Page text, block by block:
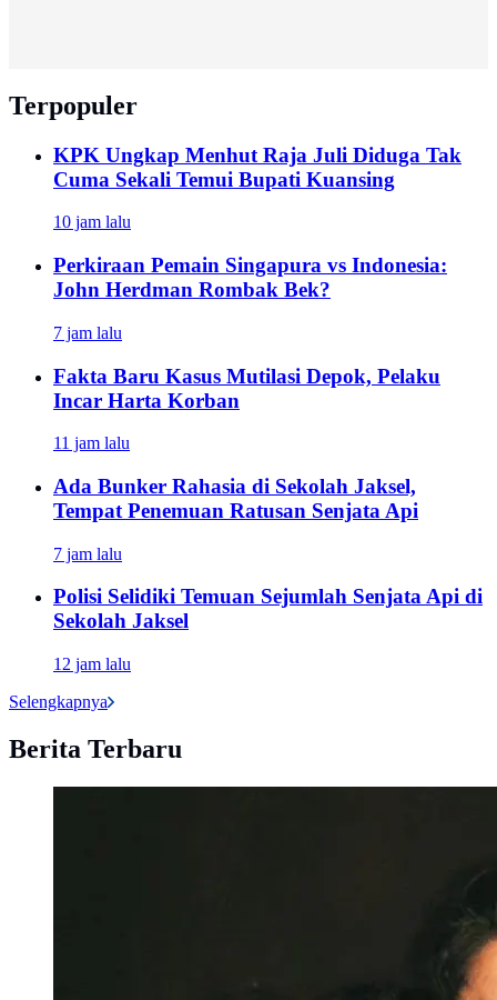
Terpopuler
KPK Ungkap Menhut Raja Juli Diduga Tak
Cuma Sekali Temui Bupati Kuansing
10 jam lalu
Perkiraan Pemain Singapura vs Indonesia:
John Herdman Rombak Bek?
7 jam lalu
Fakta Baru Kasus Mutilasi Depok, Pelaku
Incar Harta Korban
11 jam lalu
Ada Bunker Rahasia di Sekolah Jaksel,
Tempat Penemuan Ratusan Senjata Api
7 jam lalu
Polisi Selidiki Temuan Sejumlah Senjata Api di
Sekolah Jaksel
12 jam lalu
Selengkapnya
Berita Terbaru